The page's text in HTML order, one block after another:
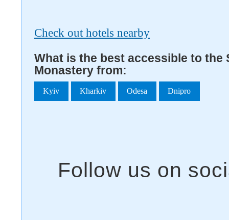
Check out hotels nearby
What is the best accessible to the
Monastery from:
Kyiv Kharkiv Odesa Dnipro